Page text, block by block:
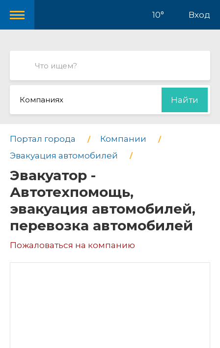
10° Вход
Компаниях Найти
Портал города
Компании
Эвакуация автомобилей
Эвакуатор -
Автотехпомощь,
эвакуация автомобилей,
перевозка автомобилей
Пожаловаться на компанию